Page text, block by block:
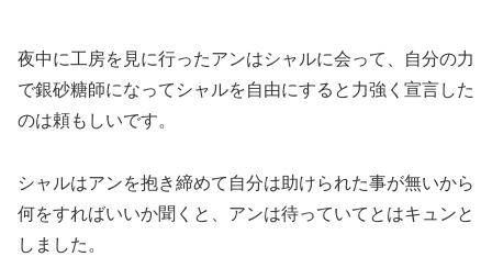
夜中に工房を見に行ったアンはシャルに会って、自分の力
で銀砂糖師になってシャルを自由にすると力強く宣言した
のは頼もしいです。
シャルはアンを抱き締めて自分は助けられた事が無いから
何をすればいいか聞くと、アンは待っていてとはキュンと
しました。